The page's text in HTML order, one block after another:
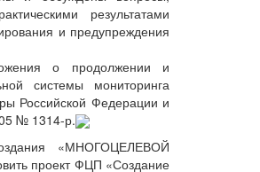
результатами
и предупреждения
о продолжении и
системы мониторинга
Российской Федерации и
№ 1314-р.
«МНОГОЦЕЛЕВОЙ
проект ФЦП «Создание